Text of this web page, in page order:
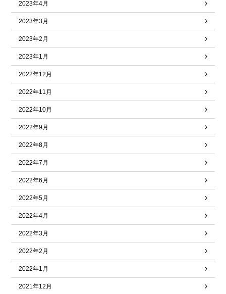
2023年4月
2023年3月
2023年2月
2023年1月
2022年12月
2022年11月
2022年10月
2022年9月
2022年8月
2022年7月
2022年6月
2022年5月
2022年4月
2022年3月
2022年2月
2022年1月
2021年12月